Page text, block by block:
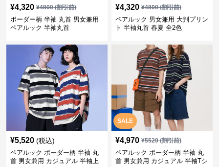
¥4,320 ¥4800(割引前)
ボーダー柄 半袖 丸首 男女兼用
ペアルック 半袖丸首
¥4,320 ¥4800(割引前)
ペアルック 男女兼用 大判プリン
ト 半袖丸首 春夏 全2色
¥5,520 (税込)
ペアルック ボーダー柄 半袖 丸
首 男女兼用 カジュアル 半袖上
SALE
¥4,970 ¥5520(割引前)
ペアルック ボーダー柄 半袖 丸
首 男女兼用 カジュアル 半袖Tシ